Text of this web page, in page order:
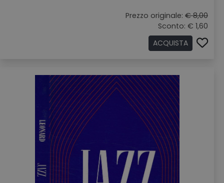
Prezzo originale: € 8,00
Sconto: € 1,60
ACQUISTA